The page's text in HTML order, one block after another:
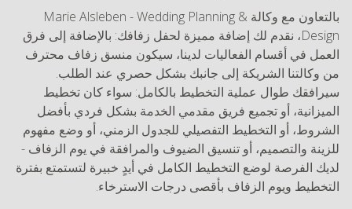
بالتعاون مع وكالة Marie Alsleben - Wedding Planning &
Design، نقدم لك إضافة مميزة لحفل زفافك: بالإضافة إلى فرق
العمل في أقسام الفعاليات لدينا، سيكون منسق زفاف محترف
من وكالتنا الشريكة إلى جانبك بشكل حصري عند الطلب.
سيرافقك طوال عملية التخطيط بالكامل: سواء كان تخطيط
الميزانية، أو تجميع فريق مقدمي الخدمة بشكل فردي بأفضل
الشروط، أو التخطيط التفصيلي للجدول الزمني، أو وضع مفهوم
للزينة والتصميم، أو تنسيق الضيوف والمرافقة في يوم الزفاف -
لديك الفرصة لوضع التخطيط الكامل في أيدٍ خبيرة لتستمتع بفترة
التخطيط ويوم الزفاف بأقصى درجات الاسترخاء.